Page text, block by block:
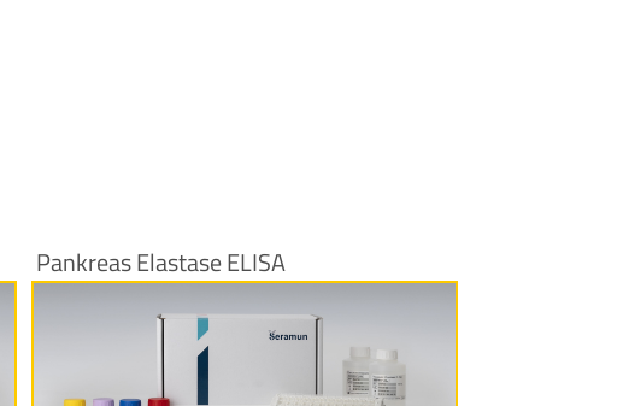
Pankreas Elastase ELISA